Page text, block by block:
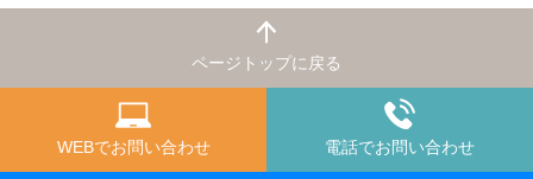
ページトップに戻る
WEBでお問い合わせ 電話でお問い合わせ